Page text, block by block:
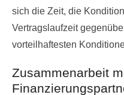
sich die Zeit, die
Vertragslaufzeit
vorteilhaftesten
Zusammenarbeit